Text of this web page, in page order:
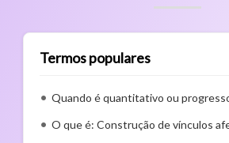
Termos populares
Quando é quantitativo ou
O que é: Construção de vínculos